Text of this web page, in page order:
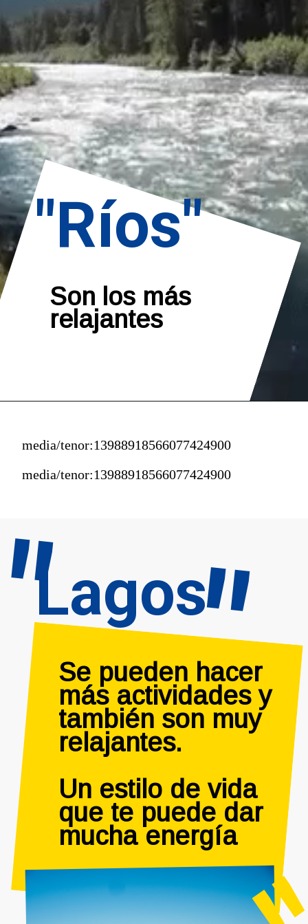
Son los más
relajantes
"Ríos"
media/tenor:13988918566077424900
media/tenor:13988918566077424900
Lagos"
Se pueden hacer
más actividades y
también son muy
relajantes.
Un estilo de vida
que te puede dar
mucha energía